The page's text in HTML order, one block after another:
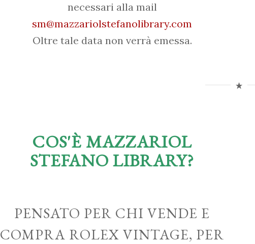
necessari alla mail
sm@mazzariolstefanolibrary.com
Oltre tale data non verrà emessa.
COS'È MAZZARIOL
STEFANO LIBRARY?
PENSATO PER CHI VENDE E
COMPRA ROLEX VINTAGE, PER